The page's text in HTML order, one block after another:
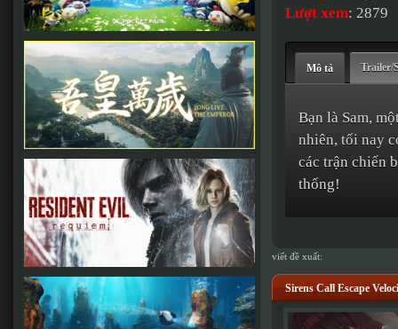
Lượt xem: 2879
Mô tả Trailer/
Bạn là Sam,
nhiên, tối nay
các trận chiến
thống!
viết đề xuất:
Sirens Call Escape